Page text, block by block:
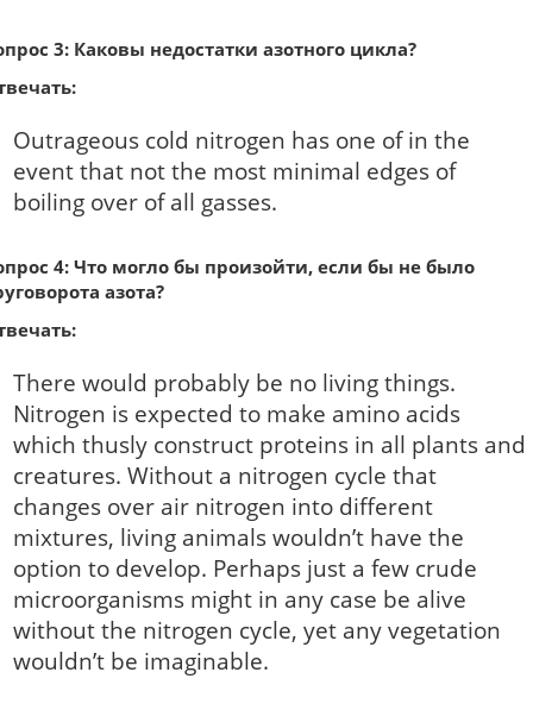
3: Каковы недостатки азотного цикла?
Outrageous cold nitrogen has one of in the
event that not the most minimal edges of
boiling over of all gasses.
4: Что могло бы произойти, если бы не было
азота?
There would probably be no living things.
Nitrogen is expected to make amino acids
which thusly construct proteins in all plants and
creatures. Without a nitrogen cycle that
changes over air nitrogen into different
mixtures, living animals wouldn’t have the
option to develop. Perhaps just a few crude
microorganisms might in any case be alive
without the nitrogen cycle, yet any vegetation
wouldn’t be imaginable.